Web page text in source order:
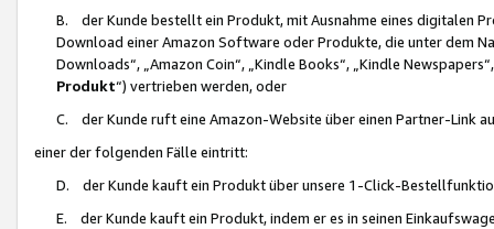
B. der Kunde bestellt ein Produkt, mit Ausnahme eines digitalen
Download einer Amazon Software oder Produkte, die unter dem
Downloads“, „Amazon Coin“, „Kindle Books“, „Kindle
Produkt“) vertrieben werden, oder
C. der Kunde ruft eine Amazon-Website über einen Partner-Link
einer der folgenden Fälle eintritt:
D. der Kunde kauft ein Produkt über unsere 1-Click-
E. der Kunde kauft ein Produkt, indem er es in seinen